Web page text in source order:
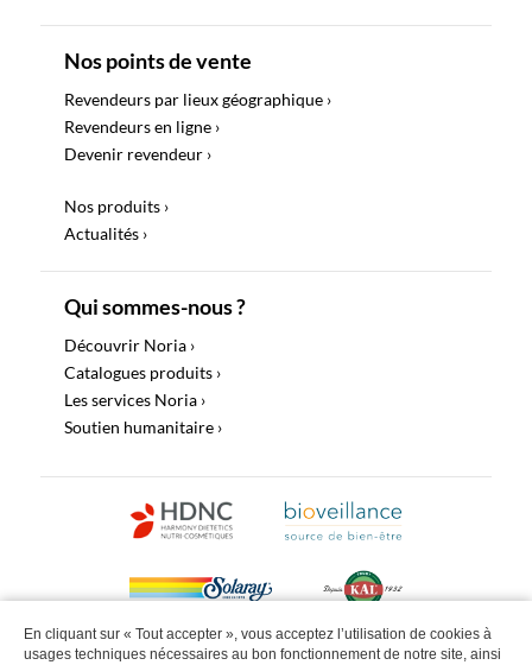
Nos points de vente
Revendeurs par lieux géographique ›
Revendeurs en ligne ›
Devenir revendeur ›
Nos produits ›
Actualités ›
Qui sommes-nous ?
Découvrir Noria ›
Catalogues produits ›
Les services Noria ›
Soutien humanitaire ›
En cliquant sur « Tout accepter », vous acceptez l’utilisation de cookies à
usages techniques nécessaires au bon fonctionnement de notre site, ainsi